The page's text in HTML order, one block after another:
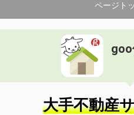
ページト
大手不動産